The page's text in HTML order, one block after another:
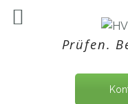
Prüfen.